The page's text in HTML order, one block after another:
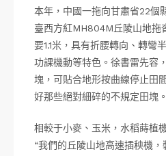
本年，中國一拖向甘肅省22個
臺西方紅MH804M丘陵山地拖
要1.1米，具有折腰轉向、轉彎
功課機動等特色。徐書雷先容
塊，可貼合地形按曲線停止田
好那些絕對細碎的不規定田塊。
相較于小麥、玉米，水稻蒔植
“我們的丘陵山地高速插秧機